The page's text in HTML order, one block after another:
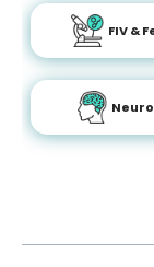
FIV &